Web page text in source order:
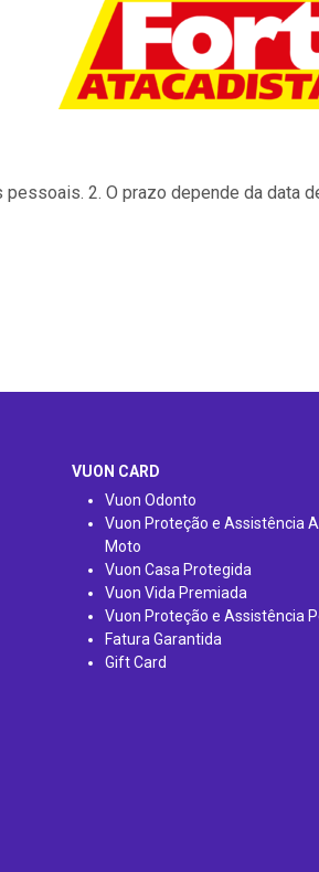
2. O prazo depende da data
VUON CARD
Vuon Odonto
Vuon Proteção e Assistência
Moto
Vuon Casa Protegida
Vuon Vida Premiada
Vuon Proteção e Assistência
Fatura Garantida
Gift Card